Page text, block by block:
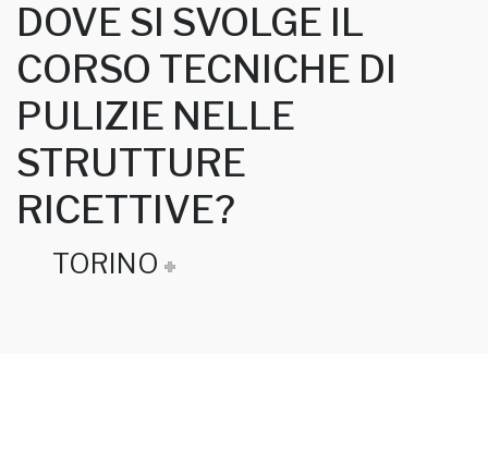
DOVE SI SVOLGE IL
CORSO TECNICHE DI
PULIZIE NELLE
STRUTTURE
RICETTIVE?
TORINO